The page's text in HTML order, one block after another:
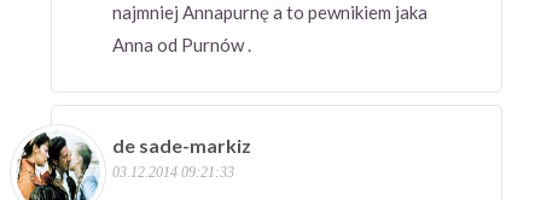
najmniej Annapurnę a to pewnikiem jaka
Anna od Purnów .
de sade-markiz
03.12.2014 09:21:33